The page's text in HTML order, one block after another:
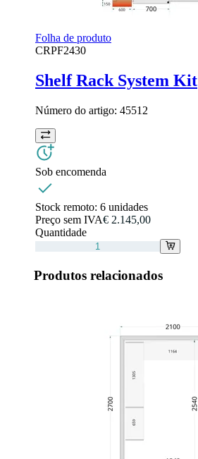
Folha de produto
CRPF2430
Shelf Rack System Kit
Número do artigo: 45512
Sob encomenda
Stock remoto: 6 unidades
Preço sem IVA€ 2.145,00
Quantidade
Produtos relacionados